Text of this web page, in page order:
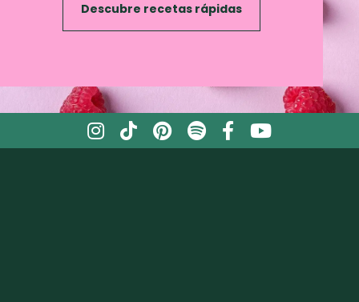
Descubre recetas rápidas